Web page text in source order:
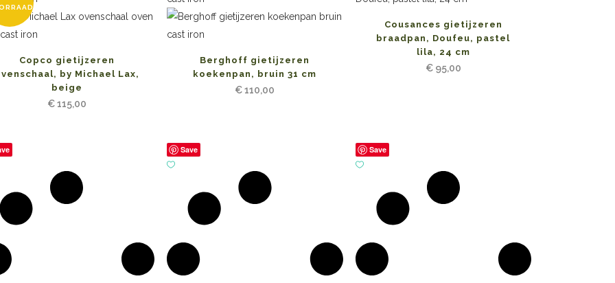
Copco gietijzeren
by Michael Lax,
beige
€115,00
Berghoff gietijzeren
koekenpan, bruin 31 cm
€110,00
Cousances gietijzeren
braadpan, Doufeu, pastel
lila, 24 cm
€95,00
Save Save